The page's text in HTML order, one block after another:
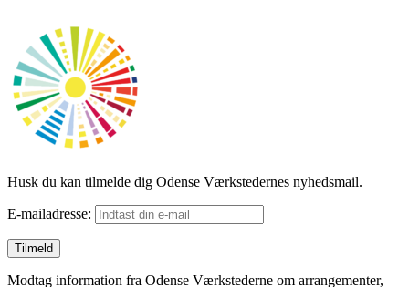
Husk du kan tilmelde dig Odense Værkstedernes nyhedsmail.
E-mailadresse:
Modtag information fra Odense Værkstederne om arrangementer,